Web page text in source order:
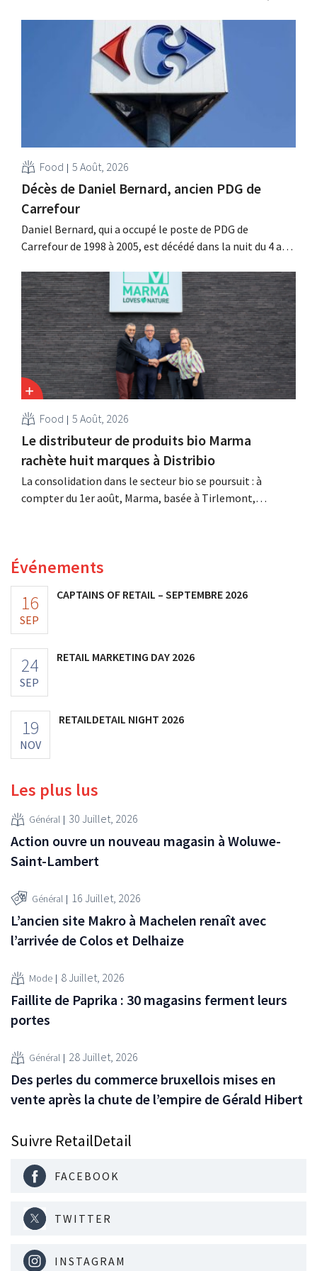
aux prévisions. La multinationale augmente ses
investissements et revoit ses prévisions à la hausse.
Food 5 Août, 2026
Décès de Daniel Bernard, ancien PDG de
Carrefour
Daniel Bernard, qui a occupé le poste de PDG de
Carrefour de 1998 à 2005, est décédé dans la nuit du 4 au 5
l'enseigne, mené à bien la fusion avec Promodès et
racheté GB, alors leader du marché belge.
Food 5 Août, 2026
Le distributeur de produits bio Marma
rachète huit marques à Distribio
La consolidation dans le secteur bio se poursuit : à
compter du 1er août, Marma, basée à Tirlemont,
Événements
16
SEP
CAPTAINS OF RETAIL – SEPTEMBRE 2026
24
SEP
RETAIL MARKETING DAY 2026
19
NOV
RETAILDETAIL NIGHT 2026
Les plus lus
Général 30 Juillet, 2026
Action ouvre un nouveau magasin à Woluwe-
Saint-Lambert
Général 16 Juillet, 2026
L’ancien site Makro à Machelen renaît avec
l’arrivée de Colos et Delhaize
Mode 8 Juillet, 2026
Faillite de Paprika : 30 magasins ferment leurs
portes
Général 28 Juillet, 2026
Des perles du commerce bruxellois mises en
vente après la chute de l’empire de Gérald Hibert
Suivre RetailDetail
FACEBOOK
TWITTER
INSTAGRAM